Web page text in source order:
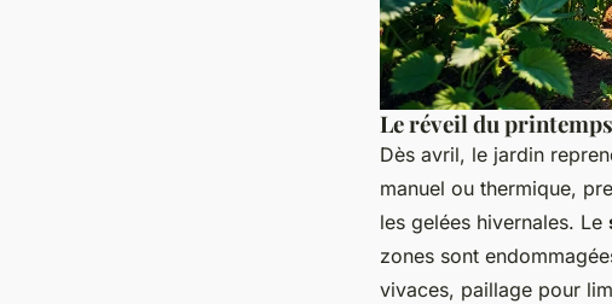
Le réveil du
Dès avril, le jardin
manuel ou thermique,
les gelées hivernales. Le
zones sont
vivaces, paillage pour